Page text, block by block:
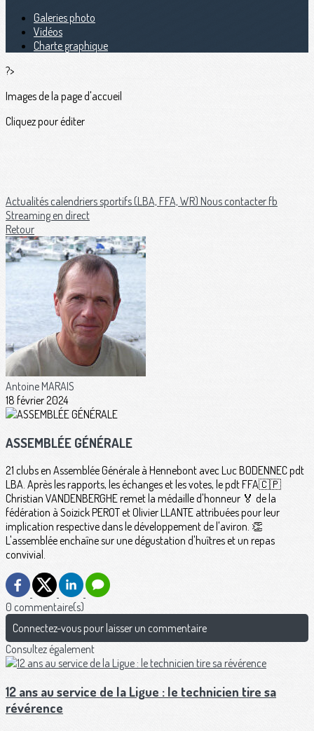
Galeries photo
Vidéos
Charte graphique
?>
Images de la page d'accueil
Cliquez pour éditer
Actualitéscalendriers sportifs (LBA, FFA, WR) Nous contacterfb
Streaming en direct
Retour
Antoine MARAIS
18 février 2024
ASSEMBLÉE GÉNÉRALE
21 clubs en Assemblée Générale à Hennebont avec Luc BODENNEC pdt
LBA. Après les rapports, les échanges et les votes, le pdt FFA🇨🇵
Christian VANDENBERGHE remet la médaille d'honneur 🏅 de la
fédération à Soizick PEROT et Olivier LLANTE attribuées pour leur
implication respective dans le développement de l'aviron. 👏
L'assemblée enchaîne sur une dégustation d'huîtres et un repas
convivial.
0 commentaire(s)
Connectez-vous pour laisser un commentaire
Consultez également
12 ans au service de la Ligue : le technicien tire sa
révérence